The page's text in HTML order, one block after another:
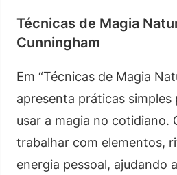
Técnicas de Magia
Cunningham
Em “Técnicas de Magia
apresenta práticas simples
usar a magia no cotidiano.
trabalhar com elementos,
energia pessoal, ajudando